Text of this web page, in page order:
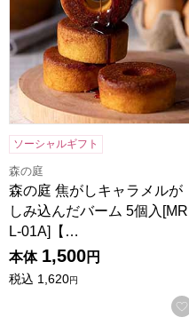
ソーシャルギフト
森の庭
森の庭 焦がしキャラメルが
しみ込んだバーム 5個入[MR
L-01A]【…
本体 1,500円
税込 1,620円